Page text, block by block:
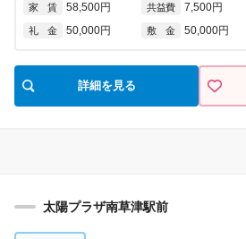
家 賃 58,500円 共益費 7,500円
礼 金 50,000円 敷 金 50,000円
詳細を見る
太陽プラザ南草津駅前